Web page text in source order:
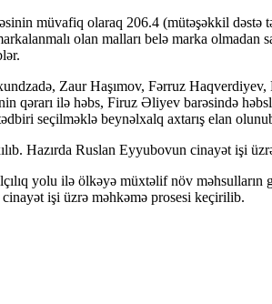
müvafiq olaraq 206.4 (mütəşəkkil
olan malları belə marka olmadan
Zaur Haşımov, Fərruz
qərarı ilə həbs, Firuz Əliyev barəsində
seçilməklə beynəlxalq axtarış elan
Hazırda Ruslan Eyyubovun cinayət işi
yolu ilə ölkəyə müxtəlif növ məhsulların
işi üzrə məhkəmə prosesi keçirilib.